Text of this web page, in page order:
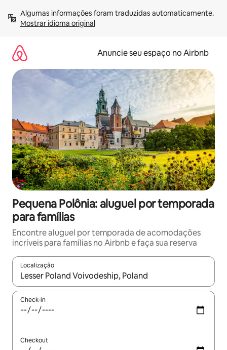
para
Mostrar idioma original
Anuncie seu espaço no Airbnb
Pequena Polônia: aluguel por temporada
para famílias
Encontre aluguel por temporada de acomodações
incríveis para famílias no Airbnb e faça sua reserva
Localização
Quando os resultados estiverem disponíveis, explore-os
Check-in
Checkout